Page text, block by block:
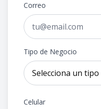
Correo
Tipo de Negocio
Celular